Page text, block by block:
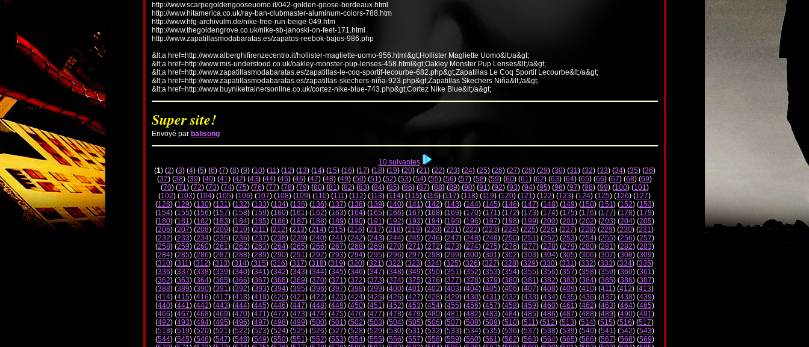
http://www.scarpegoldengooseuomo.it/042-golden-goose-bordeaux.html
http://www.hitamerica.co.uk/ray-ban-clubmaster-aluminum-colors-788.htm
http://www.hfg-archivulm.de/nike-free-run-beige-049.htm
http://www.thegoldengrove.co.uk/nike-sb-janoski-on-feet-171.html
http://www.zapatillasmodabaratas.es/zapatos-reebok-bajos-986.php
&lt;a href=http://www.alberghifirenzecentro.it/hollister-magliette-uomo-956.html&gt;Hollister Magliette Uomo&lt;/a&gt;
&lt;a href=http://www.mis-understood.co.uk/oakley-monster-pup-lenses-458.html&gt;Oakley Monster Pup Lenses&lt;/a&gt;
&lt;a href=http://www.zapatillasmodabaratas.es/zapatillas-le-coq-sportif-lecourbe-682.php&gt;Zapatillas Le Coq Sportif Lecourbe&lt;/a&gt;
&lt;a href=http://www.zapatillasmodabaratas.es/zapatillas-skechers-niña-923.php&gt;Zapatillas Skechers Niña&lt;/a&gt;
&lt;a href=http://www.buyniketrainersonline.co.uk/cortez-nike-blue-743.php&gt;Cortez Nike Blue&lt;/a&gt;
Super site!
Envoyé par balisong
10 suivantes
(1) (2) (3) (4) (5) (6) (7) (8) (9) (10) (11) (12) (13) (14) (15) (16) (17) (18) (19) (20) (21) (22) (23) (24) (25) (26) (27) (28) (29) (30) (31) (32) (33) (34) (35) (36)
(37) (38) (39) (40) (41) (42) (43) (44) (45) (46) (47) (48) (49) (50) (51) (52) (53) (54) (55) (56) (57) (58) (59) (60) (61) (62) (63) (64) (65) (66) (67) (68) (69)
(70) (71) (72) (73) (74) (75) (76) (77) (78) (79) (80) (81) (82) (83) (84) (85) (86) (87) (88) (89) (90) (91) (92) (93) (94) (95) (96) (97) (98) (99) (100) (101)
(102) (103) (104) (105) (106) (107) (108) (109) (110) (111) (112) (113) (114) (115) (116) (117) (118) (119) (120) (121) (122) (123) (124) (125) (126) (127)
(128) (129) (130) (131) (132) (133) (134) (135) (136) (137) (138) (139) (140) (141) (142) (143) (144) (145) (146) (147) (148) (149) (150) (151) (152) (153)
(154) (155) (156) (157) (158) (159) (160) (161) (162) (163) (164) (165) (166) (167) (168) (169) (170) (171) (172) (173) (174) (175) (176) (177) (178) (179)
(180) (181) (182) (183) (184) (185) (186) (187) (188) (189) (190) (191) (192) (193) (194) (195) (196) (197) (198) (199) (200) (201) (202) (203) (204) (205)
(206) (207) (208) (209) (210) (211) (212) (213) (214) (215) (216) (217) (218) (219) (220) (221) (222) (223) (224) (225) (226) (227) (228) (229) (230) (231)
(232) (233) (234) (235) (236) (237) (238) (239) (240) (241) (242) (243) (244) (245) (246) (247) (248) (249) (250) (251) (252) (253) (254) (255) (256) (257)
(258) (259) (260) (261) (262) (263) (264) (265) (266) (267) (268) (269) (270) (271) (272) (273) (274) (275) (276) (277) (278) (279) (280) (281) (282) (283)
(284) (285) (286) (287) (288) (289) (290) (291) (292) (293) (294) (295) (296) (297) (298) (299) (300) (301) (302) (303) (304) (305) (306) (307) (308) (309)
(310) (311) (312) (313) (314) (315) (316) (317) (318) (319) (320) (321) (322) (323) (324) (325) (326) (327) (328) (329) (330) (331) (332) (333) (334) (335)
(336) (337) (338) (339) (340) (341) (342) (343) (344) (345) (346) (347) (348) (349) (350) (351) (352) (353) (354) (355) (356) (357) (358) (359) (360) (361)
(362) (363) (364) (365) (366) (367) (368) (369) (370) (371) (372) (373) (374) (375) (376) (377) (378) (379) (380) (381) (382) (383) (384) (385) (386) (387)
(388) (389) (390) (391) (392) (393) (394) (395) (396) (397) (398) (399) (400) (401) (402) (403) (404) (405) (406) (407) (408) (409) (410) (411) (412) (413)
(414) (415) (416) (417) (418) (419) (420) (421) (422) (423) (424) (425) (426) (427) (428) (429) (430) (431) (432) (433) (434) (435) (436) (437) (438) (439)
(440) (441) (442) (443) (444) (445) (446) (447) (448) (449) (450) (451) (452) (453) (454) (455) (456) (457) (458) (459) (460) (461) (462) (463) (464) (465)
(466) (467) (468) (469) (470) (471) (472) (473) (474) (475) (476) (477) (478) (479) (480) (481) (482) (483) (484) (485) (486) (487) (488) (489) (490) (491)
(492) (493) (494) (495) (496) (497) (498) (499) (500) (501) (502) (503) (504) (505) (506) (507) (508) (509) (510) (511) (512) (513) (514) (515) (516) (517)
(518) (519) (520) (521) (522) (523) (524) (525) (526) (527) (528) (529) (530) (531) (532) (533) (534) (535) (536) (537) (538) (539) (540) (541) (542) (543)
(544) (545) (546) (547) (548) (549) (550) (551) (552) (553) (554) (555) (556) (557) (558) (559) (560) (561) (562) (563) (564) (565) (566) (567) (568) (569)